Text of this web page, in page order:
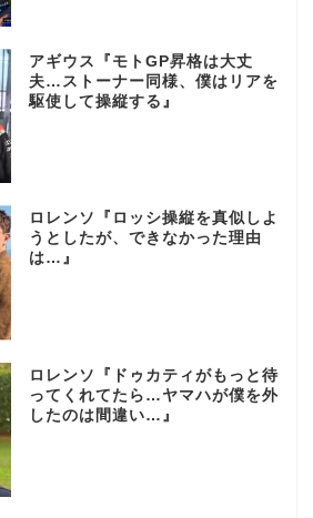
アギウス『モトGP昇格は大丈
夫…ストーナー同様、僕はリアを
駆使して操縦する』
ロレンソ『ロッシ操縦を真似しよ
うとしたが、できなかった理由
は…』
ロレンソ『ドゥカティがもっと待
ってくれてたら…ヤマハが僕を外
したのは間違い…』